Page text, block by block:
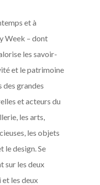
et à
Week – dont
les savoir-
et le patrimoine
des grandes
et acteurs du
les arts,
les objets
le design. Se
sur les deux
et les deux